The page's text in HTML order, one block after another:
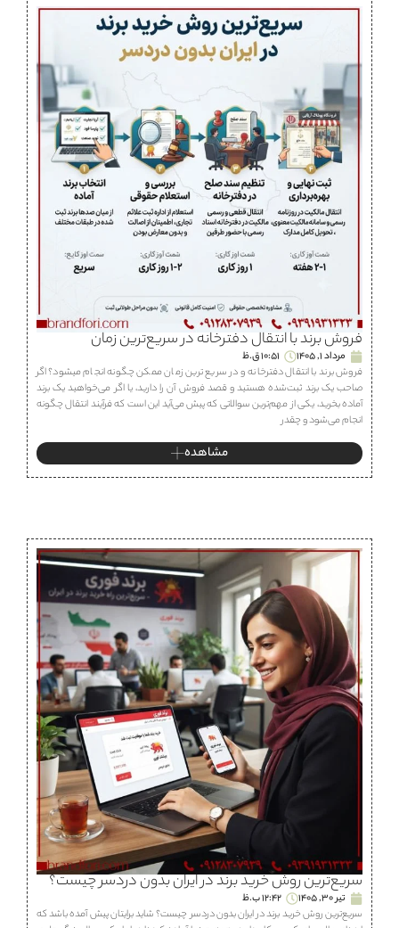
فروش برند با انتقال دفترخانه در سریع‌ترین زمان
مرداد 1, 1405
10:51 ق.ظ
فروش برند با انتقال دفترخانه و در سریع ترین زمان ممکن چگونه انجام میشود؟ اگر
صاحب یک برند ثبت‌شده هستید و قصد فروش آن را دارید، یا اگر می‌خواهید یک برند
آماده بخرید، یکی از مهم‌ترین سوالاتی که پیش می‌آید این است که فرآیند انتقال چگونه
انجام می‌شود و چقدر
مشاهده
سریع‌ترین روش خرید برند در ایران بدون دردسر چیست؟
تیر 30, 1405
12:42 ب.ظ
سریع‌ترین روش خرید برند در ایران بدون دردسر چیست؟ شاید برایتان پیش آمده باشد که